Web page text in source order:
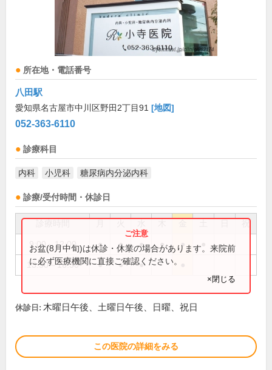
所在地・電話番号
八田駅
愛知県名古屋市中川区野田2丁目91 [地図]
052-363-6110
診療科目
内科 小児科 糖尿病内分泌内科
診療/受付時間・休診日
祝
9:00～12:00 ● ● ● ● ●
13:30～16:30 ● ● ●
お盆(8月中旬)は休診・休業の場合があります。来院前
に必ず医療機関に直接ご確認ください。
×閉じる
休診日: 木曜日午後、土曜日午後、日曜、祝日
この医院の詳細をみる